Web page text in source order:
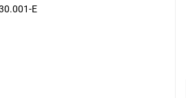
E